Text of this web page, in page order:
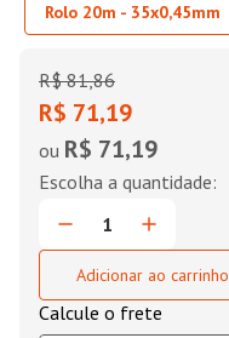
Rolo 20m - 35x0,45mm
R$ 81,86
R$ 71,19
ou R$ 71,19
Adicionar ao carrinho